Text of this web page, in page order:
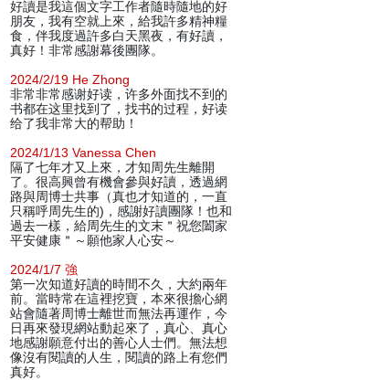
好讀是我這個文字工作者隨時隨地的好
朋友，我有空就上來，給我許多精神糧
食，伴我度過許多白天黑夜，有好讀，
真好！非常感謝幕後團隊。
2024/2/19 He Zhong
非常非常感谢好读，许多外面找不到的
书都在这里找到了，找书的过程，好读
给了我非常大的帮助！
2024/1/13 Vanessa Chen
隔了七年才又上來，才知周先生離開
了。很高興曾有機會參與好讀，透過網
路與周博士共事（真也才知道的，一直
只稱呼周先生的)，感謝好讀團隊！也和
過去一樣，給周先生的文末＂祝您闔家
平安健康＂～願他家人心安～
2024/1/7 強
第一次知道好讀的時間不久，大約兩年
前。當時常在這裡挖寶，本來很擔心網
站會隨著周博士離世而無法再運作，今
日再來發現網站動起來了，真心、真心
地感謝願意付出的善心人士們。無法想
像沒有閱讀的人生，閱讀的路上有您們
真好。